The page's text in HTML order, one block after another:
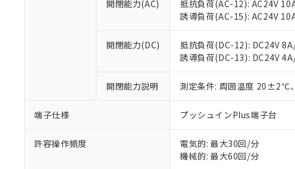
開閉能力(AC)
抵抗負荷(AC-12): AC24V
誘導負荷(AC-15): AC24V
開閉能力(DC)
抵抗負荷(DC-12): DC24V
誘導負荷(DC-13): DC24V
開閉能力説明 測定条件: 周囲温度 20±2℃
端子仕様 プッシュインPlus端子台
許容操作頻度
電気的: 最大30回/分
機械的: 最大60回/分
オムロン制御機器
在庫状況および標
マイパーツ機能（
ている必要があり
お客様が当ウェブ
が、当社の製品・
さい。
※当社の共同利用者
部品在庫の切り替え状況
※3 非含有証明書ダウ
下記の非含有証明書をダ
51物質の非含有証明書（
※本証明書は発行日時点
また、RoHS指令のフタ
※2 環境保護使用期限
「ｅ」：有害物質（10物
「10」：通常の使用状況
味します。
また当社は、販売
たしません。
－
在庫なし(最新
機器販売店・
空
白
受注生産機種